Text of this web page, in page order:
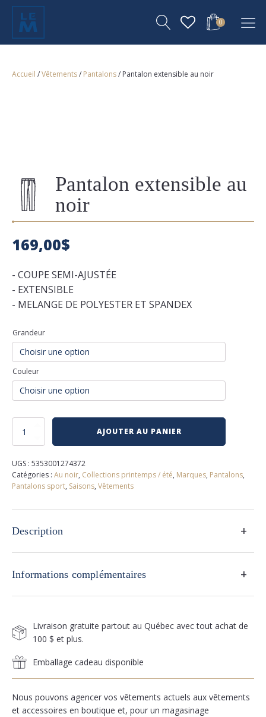
0
Accueil /Vêtements/ Pantalons/ Pantalon extensible au noir
Pantalon extensible au
noir
169,00$
- COUPE SEMI-AJUSTÉE
- EXTENSIBLE
- MELANGE DE POLYESTER ET SPANDEX
Grandeur
Couleur
quantité
extensible
au
noir
AJOUTER AU PANIER
UGS : 5353001274372
Catégories : Au noir, Collections printemps / été, Marques, Pantalons,
Pantalons sport, Saisons, Vêtements
Description +
Informations complémentaires +
Livraison gratuite partout au Québec avec tout achat de
100 $ et plus.
Emballage cadeau disponible
Nous pouvons agencer vos vêtements actuels aux vêtements
et accessoires en boutique et, pour un magasinage